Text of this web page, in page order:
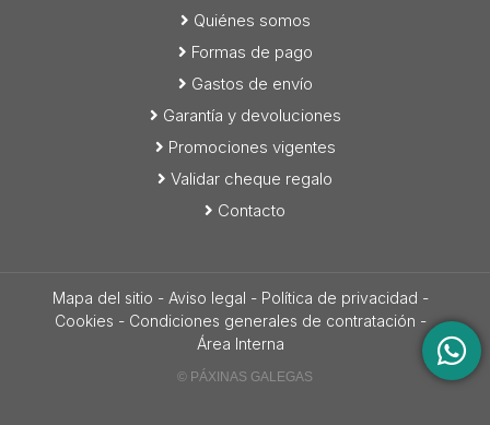
Quiénes somos
Formas de pago
Gastos de envío
Garantía y devoluciones
Promociones vigentes
Validar cheque regalo
Contacto
Mapa del sitio - Aviso legal - Política de privacidad -
Cookies - Condiciones generales de contratación -
Área Interna
© PÁXINAS GALEGAS